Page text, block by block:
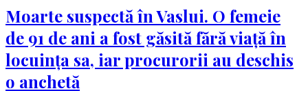
influențată
de
reacțiile
din
Europa
Moarte suspectă în Vaslui. O femeie
de 91 de ani a fost găsită fără viață în
locuința sa, iar procurorii au deschis
o anchetă